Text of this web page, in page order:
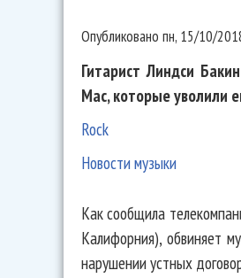
Опубликовано пн, 15/10/
Гитарист Линдси
Mac, которые уволили
Rock
Новости музыки
Как сообщила
Калифорния), обвиняет
нарушении устных